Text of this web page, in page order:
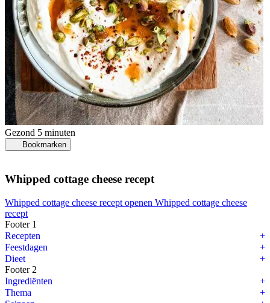
Gezond 5 minuten
Bookmarken
Whipped cottage cheese recept
Whipped cottage cheese recept openen Whipped cottage cheese
recept
Footer 1
Recepten
Feestdagen
Dieet
Footer 2
Ingrediënten
Thema